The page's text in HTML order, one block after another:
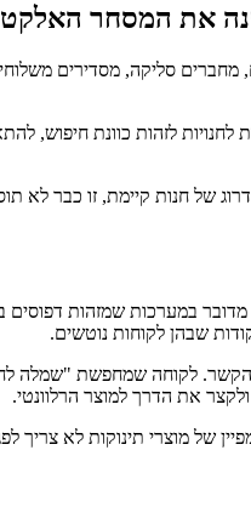
מחברים סליקה, מסדירים
לזהות כוונת חיפוש,
במערכות שמזהות דפוסים
שבהן לקוחות נוטשים.
לקוחה שמחפשת "שמלה
את הדרך למוצר הרלוונטי.
של מוצרי תינוקות לא